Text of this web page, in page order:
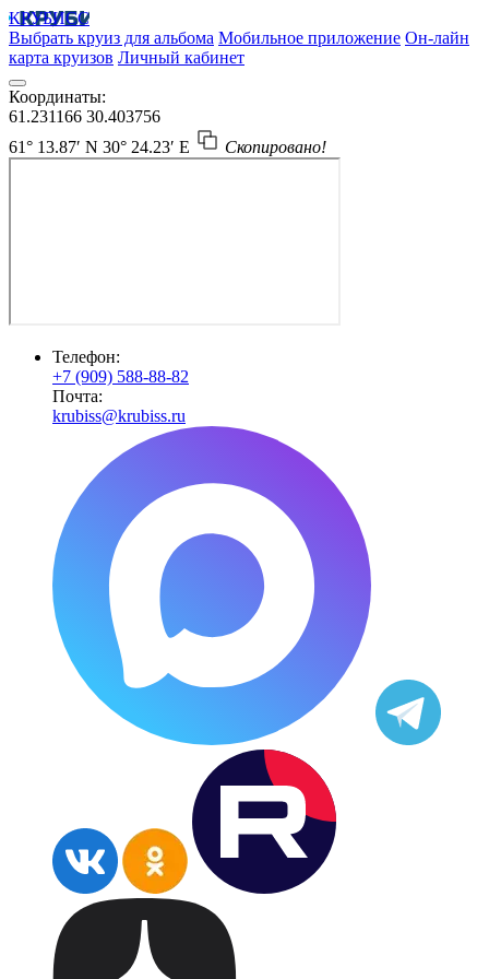
КРУБИСС
Выбрать круиз для альбома Мобильное приложение Он-лайн
карта круизов Личный кабинет
Координаты:
61.231166 30.403756
61° 13.87′ N 30° 24.23′ E Скопировано!
Телефон:
+7 (909) 588-88-82
Почта:
krubiss@krubiss.ru